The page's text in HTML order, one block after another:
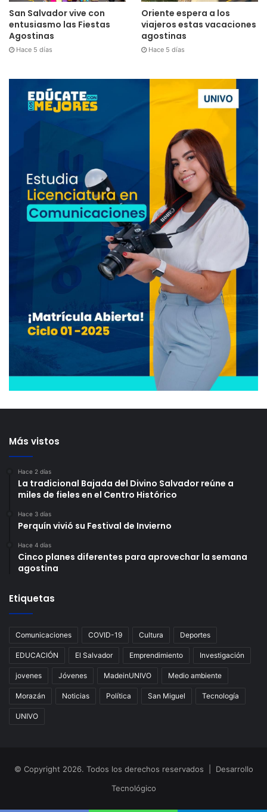
San Salvador vive con
entusiasmo las Fiestas
Agostinas
Hace 5 días
Oriente espera a los
viajeros estas vacaciones
agostinas
Hace 5 días
Más vistos
Hace 2 días
La tradicional Bajada del Divino Salvador reúne a
miles de fieles en el Centro Histórico
Hace 3 días
Perquín vivió su Festival de Invierno
Hace 4 días
Cinco planes diferentes para aprovechar la semana
agostina
Etiquetas
Comunicaciones COVID-19 Cultura Deportes
EDUCACIÓN El Salvador Emprendimiento Investigación
jovenes Jóvenes MadeinUNIVO Medio ambiente
Morazán Noticias Política San Miguel Tecnología
UNIVO
© Copyright 2026. Todos los derechos reservados | Desarrollo
Tecnológico